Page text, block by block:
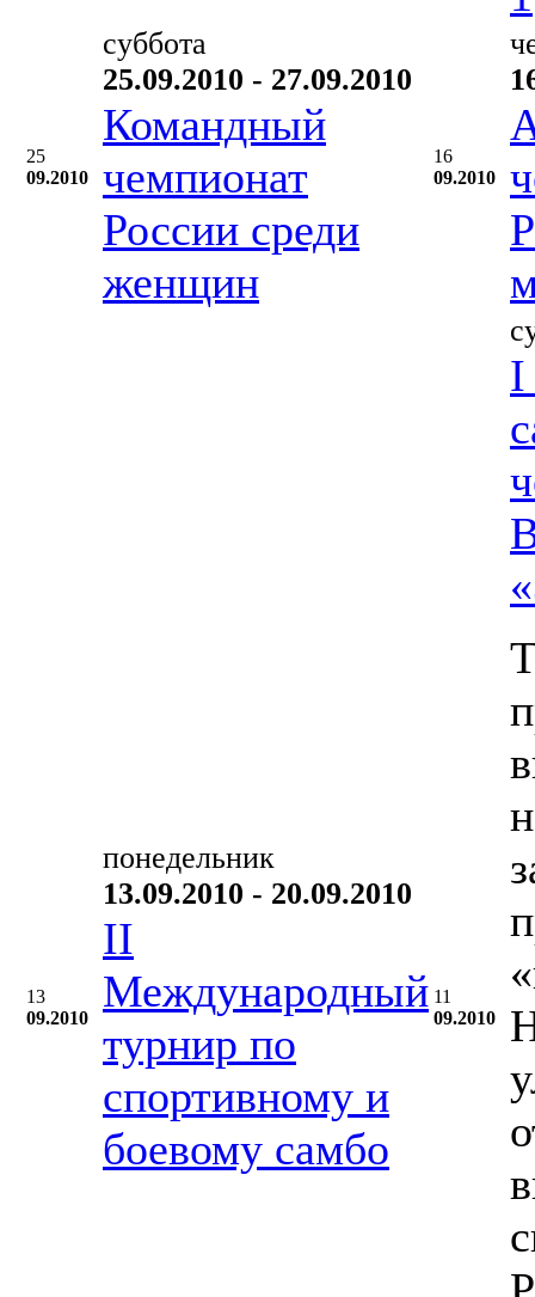
25
09.2010
суббота
25.09.2010 - 27.09.2010
Командный
чемпионат
России среди
женщин
16
09.2010
13
09.2010
понедельник
13.09.2010 - 20.09.2010
II
Международный
турнир по
спортивному и
боевому самбо
11
09.2010
I